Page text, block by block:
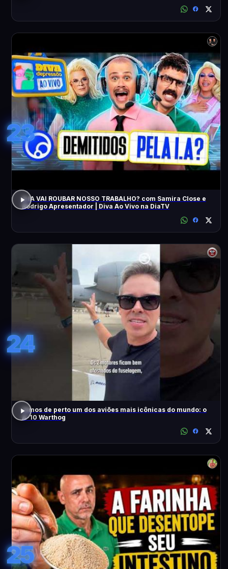
23
A IA VAI ROUBAR NOSSO TRABALHO? com Samira Close e
Rodrigo Apresentador | Diva Ao Vivo na DiaTV
24
Vimos de perto um dos aviões mais icônicas do mundo: o
A-10 Warthog
25